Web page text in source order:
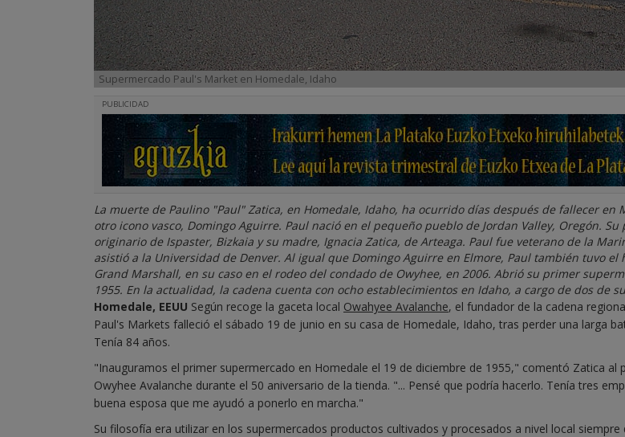
Supermercado Paul's Market en Homedale, Idaho
PUBLICIDAD
La muerte de Paulino "Paul" Zatica, en Homedale, Idaho, ha ocurrido días después de fallecer en
otro icono vasco, Domingo Aguirre. Paul nació en el pequeño pueblo de Jordan Valley, Oregón. Su
originario de Ispaster, Bizkaia y su madre, Ignacia Zatica, de Arteaga. Paul fue veterano de la
asistió a la Universidad de Denver. Al igual que Domingo Aguirre en Elmore, Paul también tuvo el
Grand Marshall, en su caso en el rodeo del condado de Owyhee, en 2006. Abrió su primer
1955. En la actualidad, la cadena cuenta con ocho establecimientos en Idaho, a cargo de dos de
Homedale, EEUU Según recoge la gaceta local Owahyee Avalanche, el fundador de la cadena
Paul's Markets falleció el sábado 19 de junio en su casa de Homedale, Idaho, tras perder una larga
Tenía 84 años.
"Inauguramos el primer supermercado en Homedale el 19 de diciembre de 1955," comentó Zatica al
Owyhee Avalanche durante el 50 aniversario de la tienda. "... Pensé que podría hacerlo. Tenía tres
buena esposa que me ayudó a ponerlo en marcha."
Su filosofía era utilizar en los supermercados productos cultivados y procesados a nivel local siempre